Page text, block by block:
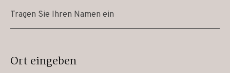
Ort eingeben